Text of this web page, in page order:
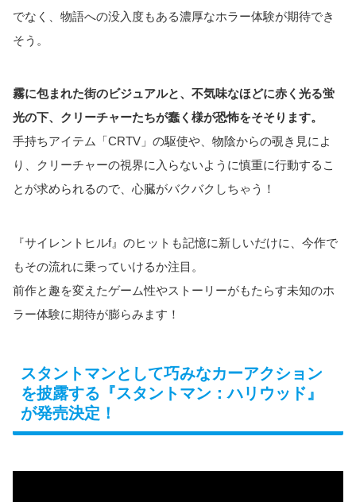
でなく、物語への没入度もある濃厚なホラー体験が期待でき
そう。
霧に包まれた街のビジュアルと、不気味なほどに赤く光る蛍
光の下、クリーチャーたちが蠢く様が恐怖をそそります。
手持ちアイテム「CRTV」の駆使や、物陰からの覗き見によ
り、クリーチャーの視界に入らないように慎重に行動するこ
とが求められるので、心臓がバクバクしちゃう！
『サイレントヒルf』のヒットも記憶に新しいだけに、今作で
もその流れに乗っていけるか注目。
前作と趣を変えたゲーム性やストーリーがもたらす未知のホ
ラー体験に期待が膨らみます！
スタントマンとして巧みなカーアクション
を披露する『スタントマン：ハリウッド』
が発売決定！